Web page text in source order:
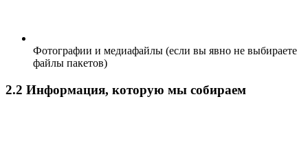
Фотографии и медиафайлы (если вы явно не выбираете
файлы пакетов)
2.2 Информация, которую мы собираем